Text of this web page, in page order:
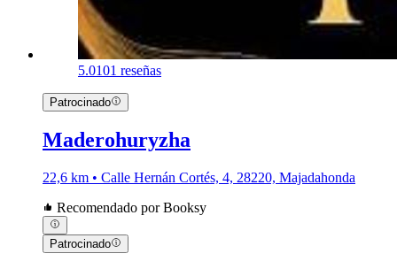
5.0101 reseñas
Patrocinado
Maderohuryzha
22,6 km • Calle Hernán Cortés, 4, 28220, Majadahonda
Recomendado por Booksy
Patrocinado